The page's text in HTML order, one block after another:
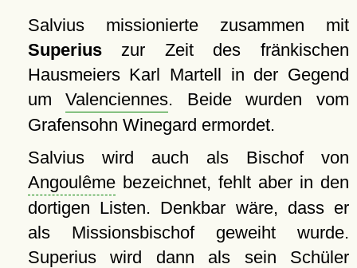
Salvius missionierte zusammen mit
Superiuszur Zeit des fränkischen
Hausmeiers Karl Martell in der Gegend
umValenciennes. Beide wurden vom
Grafensohn Winegard ermordet.
Salvius wird auch als Bischof von
Angoulêmebezeichnet, fehlt aber in den
dortigen Listen. Denkbar wäre, dass er
als Missionsbischof geweiht wurde.
Superius wird dann als sein Schüler